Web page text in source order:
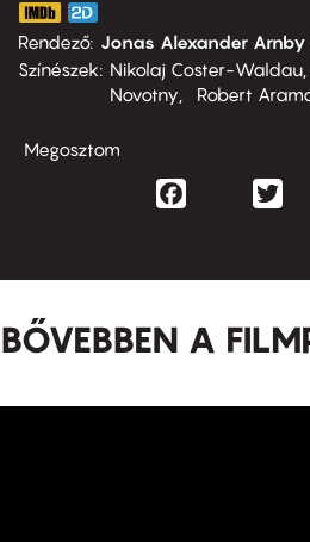
Rendező Jonas Alexander Arnby
Színészek
Nikolaj Coster-Waldau
Novotny
Robert
Megosztom
Facebook
BŐVEBBEN A